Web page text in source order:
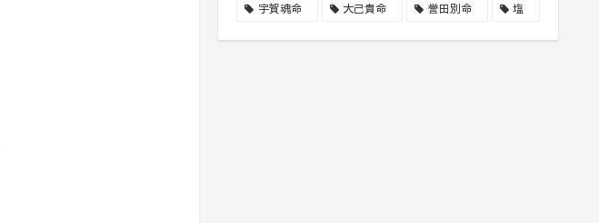
宇賀魂命 大己貴命 誉田別命 塩